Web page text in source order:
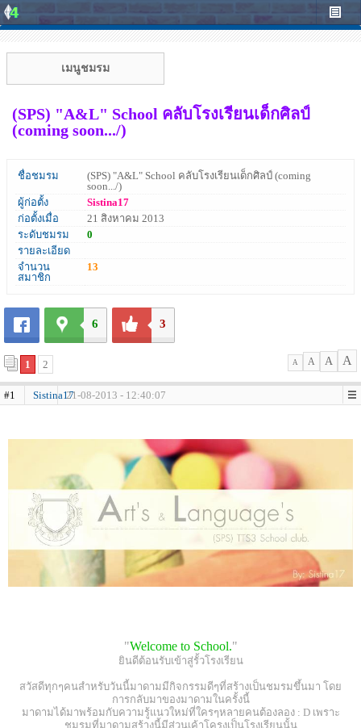
เมนูชมรม
(SPS) "A&L" School คลับโรงเรียนเด็กศิลป์
(coming soon.../)
ชื่อชมรม
(SPS) "A&L" School คลับโรงเรียนเด็กศิลป์ (coming
soon.../)
ผู้ก่อตั้ง
Sistina17
ก่อตั้งเมื่อ
21 สิงหาคม 2013
ระดับชมรม
0
รายละเอียด
จำนวน
สมาชิก
13
6 3
1 2 A A A A
#1 Sistina1721-08-2013 - 12:40:07
"Welcome to School."
ยินดีต้อนรับเข้าสู่รั้วโรงเรียน
สวัสดีทุกๆคนสำหรับวันนี้มาดามมีกิจกรรมดีๆที่สร้างเป็นชมรมขึ้นมา โดย
การกลับมาของมาดามในครั้งนี้
มาดามได้มาพร้อมกับความรู้แนวใหม่ที่ใครๆหลายคนต้องลอง : D เพราะ
ชมรมที่มาดามสร้างนี้มีส่วนเค้าโครงเป็นโรงเรียนนั้น